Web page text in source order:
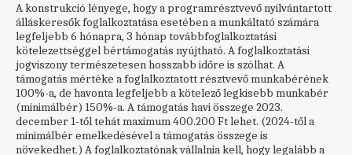
A konstrukció lényege, hogy a programrésztvevő nyilvántartott
álláskeresők foglalkoztatása esetében a munkáltató számára
legfeljebb 6 hónapra, 3 hónap továbbfoglalkoztatási
kötelezettséggel bértámogatás nyújtható. A foglalkoztatási
jogviszony természetesen hosszabb időre is szólhat. A
támogatás mértéke a foglalkoztatott résztvevő munkabérének
100%-a, de havonta legfeljebb a kötelező legkisebb munkabér
(minimálbér) 150%-a. A támogatás havi összege 2023.
december 1-től tehát maximum 400.200 Ft lehet. (2024-től a
minimálbér emelkedésével a támogatás összege is
növekedhet.) A foglalkoztatónak vállalnia kell, hogy legalább a